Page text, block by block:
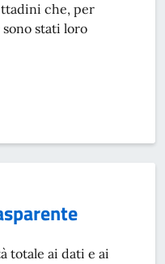
che, per
stati loro
totale ai dati e ai